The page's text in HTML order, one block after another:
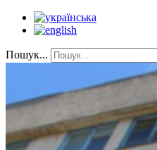
Пошук...